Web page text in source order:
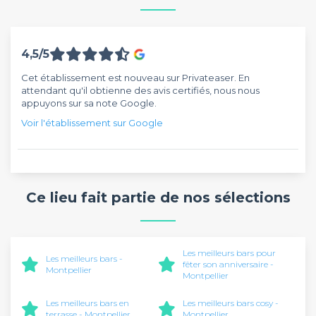
4,5/5
Cet établissement est nouveau sur Privateaser. En
attendant qu'il obtienne des avis certifiés, nous nous
appuyons sur sa note Google.
Voir l'établissement sur Google
Ce lieu fait partie de nos sélections
Les meilleurs bars -
Montpellier
Les meilleurs bars pour
fêter son anniversaire -
Montpellier
Les meilleurs bars en
Les meilleurs bars cosy -